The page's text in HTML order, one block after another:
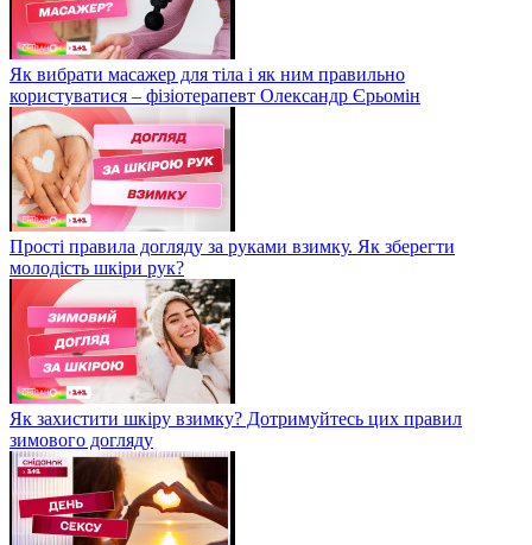
Як вибрати масажер для тіла і як ним правильно
користуватися – фізіотерапевт Олександр Єрьомін
Прості правила догляду за руками взимку. Як зберегти
молодість шкіри рук?
Як захистити шкіру взимку? Дотримуйтесь цих правил
зимового догляду